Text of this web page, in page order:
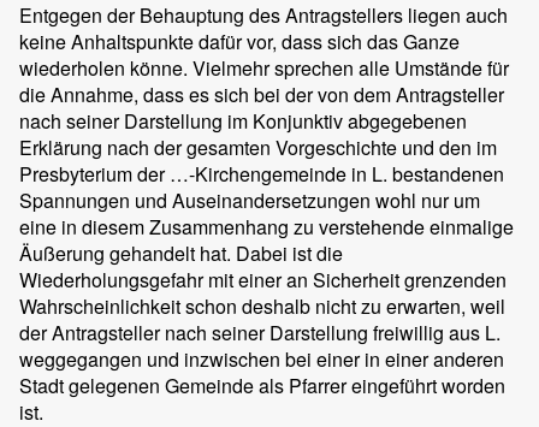
Entgegen der Behauptung des Antragstellers liegen auch
keine Anhaltspunkte dafür vor, dass sich das Ganze
wiederholen könne. Vielmehr sprechen alle Umstände für
die Annahme, dass es sich bei der von dem Antragsteller
nach seiner Darstellung im Konjunktiv abgegebenen
Erklärung nach der gesamten Vorgeschichte und den im
Presbyterium der …-Kirchengemeinde in L. bestandenen
Spannungen und Auseinandersetzungen wohl nur um
eine in diesem Zusammenhang zu verstehende einmalige
Äußerung gehandelt hat. Dabei ist die
Wiederholungsgefahr mit einer an Sicherheit grenzenden
Wahrscheinlichkeit schon deshalb nicht zu erwarten, weil
der Antragsteller nach seiner Darstellung freiwillig aus L.
weggegangen und inzwischen bei einer in einer anderen
Stadt gelegenen Gemeinde als Pfarrer eingeführt worden
ist.